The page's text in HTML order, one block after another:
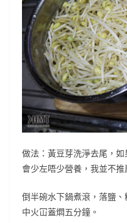
做法：黃豆芽洗淨去尾，
會少左唔少營養，我並不推
倒半碗水下鍋煮滾，落鹽
中火冚蓋燜五分鐘。